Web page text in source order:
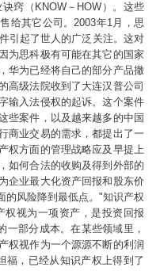
窍（KNOW－HOW）。这些
给其它公司。2003年1月，思
引起了世人的广泛关注。这对
为思科极有可能在其它的国家
华为已经将自己的部分产品撤
高级法院收到了大连汉普公司
输入法侵权的起诉。这个案件
些案件，以及越来越多的中国
商业交易的需求，都提出了一
权方面的管理战略应及早提上
如何合法的收购及得到外部的
企业最大化资产回报和股东价
的风险降到最低点。"知识产权
权视为一项资产，是投资回报
一部分成本。在某些领域里，
权视作为一个源源不断的利润
福，已经从知识产权上得到了